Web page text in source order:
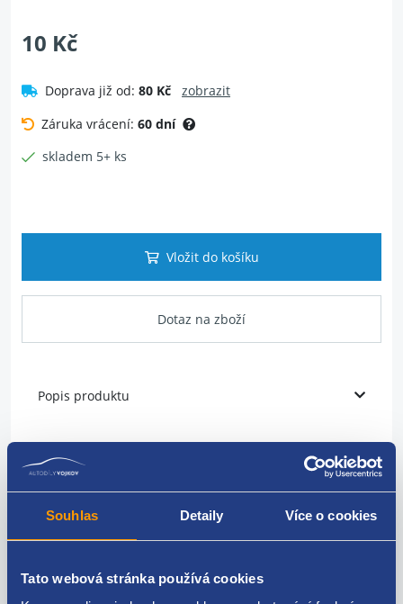
Souhlas Detaily Více o cookies
Tato webová stránka používá cookies
10 Kč
Doprava již od: 80 Kč
zobrazit
Záruka vrácení: 60 dní
skladem 5+ ks
Vložit do košíku
Dotaz na zboží
Popis produktu
umístění: přední / zadní
strana: levá / pravá